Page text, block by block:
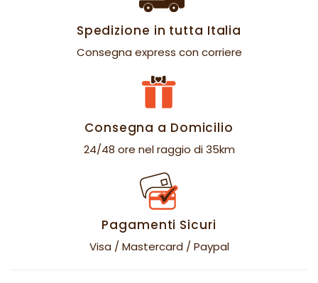
Spedizione in tutta Italia
Consegna express con corriere
Consegna a Domicilio
24/48 ore nel raggio di 35km
Pagamenti Sicuri
Visa / Mastercard / Paypal